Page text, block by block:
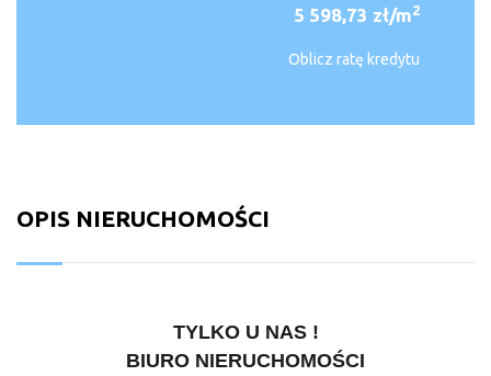
5 598,73 zł/m2
Oblicz ratę kredytu
OPIS NIERUCHOMOŚCI
TYLKO U NAS !
BIURO NIERUCHOMOŚCI